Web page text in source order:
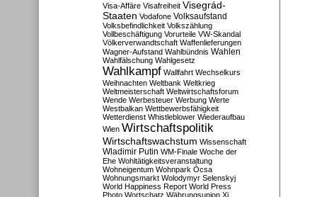
Visa-Affäre Visafreiheit Visegrád-
Staaten Vodafone Volksaufstand
Volksbefindlichkeit Volkszählung
Vollbeschäftigung Vorurteile VW-Skandal
Völkerverwandtschaft Waffenlieferungen
Wagner-Aufstand Wahlbündnis Wahlen
Wahlfälschung Wahlgesetz
Wahlkampf Wallfahrt Wechselkurs
Weihnachten Weltbank Weltkrieg
Weltmeisterschaft Weltwirtschaftsforum
Wende Werbesteuer Werbung Werte
Westbalkan Wettbewerbsfähigkeit
Wetterdienst Whistleblower Wiederaufbau
Wien Wirtschaftspolitik
Wirtschaftswachstum Wissenschaft
Wladimir Putin WM-Finale Woche der
Ehe Wohltätigkeitsveranstaltung
Wohneigentum Wohnpark Ócsa
Wohnungsmarkt Wolodymyr Selenskyj
World Happiness Report World Press
Photo Wortschatz Währungsunion Xi